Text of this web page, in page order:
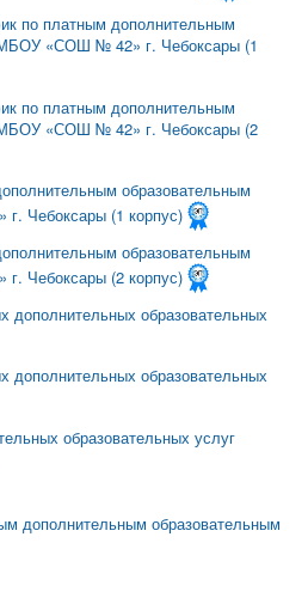
по платным дополнительным
«СОШ № 42» г. Чебоксары (1
по платным дополнительным
«СОШ № 42» г. Чебоксары (2
образовательным
Чебоксары (1 корпус)
образовательным
Чебоксары (2 корпус)
дополнительных образовательных
дополнительных образовательных
образовательных услуг
дополнительным образовательным